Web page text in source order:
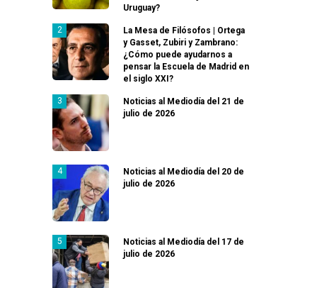
Uruguay?
La Mesa de Filósofos | Ortega
y Gasset, Zubiri y Zambrano:
¿Cómo puede ayudarnos a
pensar la Escuela de Madrid en
el siglo XXI?
Noticias al Mediodía del 21 de
julio de 2026
Noticias al Mediodía del 20 de
julio de 2026
Noticias al Mediodía del 17 de
julio de 2026